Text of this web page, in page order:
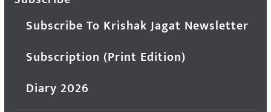
Subscribe To Krishak Jagat Newsletter
Subscription (Print Edition)
Diary 2026